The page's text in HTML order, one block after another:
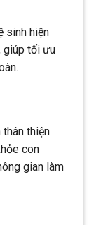
sinh hiện
giúp tối ưu
thiện
con
gian làm